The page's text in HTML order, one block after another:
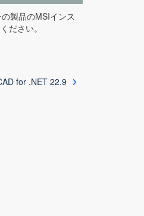
製品のMSIインス
ださい。
for .NET 22.9